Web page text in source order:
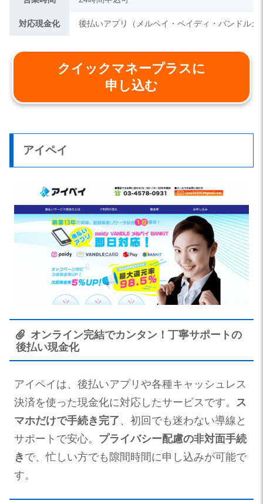
対応現金化 後払いアプリ（メルペイ・ペイディ・バンドル
クイックマネープラスに
申し込む
アイペイ
オンライン完結でカンタン！丁寧サポートの
後払い現金化
アイペイは、後払いアプリや各種キャッシュレス
決済を使った現金化に対応したサービスです。 ス
マホだけで手続き完了 、初回でも迷わない導線と
サポートで安心。 プライバシー配慮の非対面手続
き で、忙しい方でも隙間時間に申し込みが可能で
す。